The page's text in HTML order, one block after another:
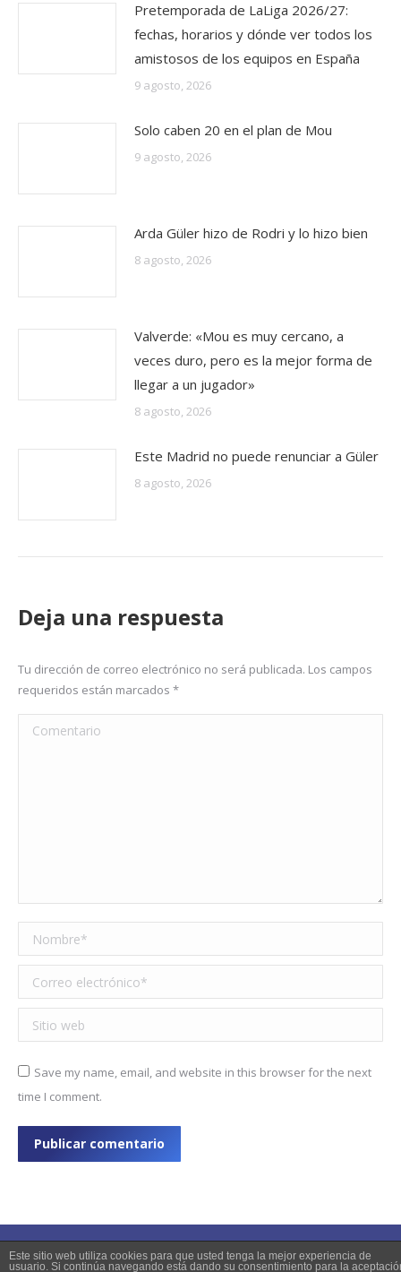
Pretemporada de LaLiga 2026/27:
fechas, horarios y dónde ver todos los
amistosos de los equipos en España
9 agosto, 2026
Solo caben 20 en el plan de Mou
9 agosto, 2026
Arda Güler hizo de Rodri y lo hizo bien
8 agosto, 2026
Valverde: «Mou es muy cercano, a
veces duro, pero es la mejor forma de
llegar a un jugador»
8 agosto, 2026
Este Madrid no puede renunciar a Güler
8 agosto, 2026
Deja una respuesta
Tu dirección de correo electrónico no será publicada. Los campos
requeridos están marcados *
Comentario
Nombre *
Correo electrónico *
Sitio web
Save my name, email, and website in this browser for the next
time I comment.
Publicar comentario
Este sitio web utiliza cookies para que usted tenga la mejor experiencia de
usuario. Si continúa navegando está dando su consentimiento para la